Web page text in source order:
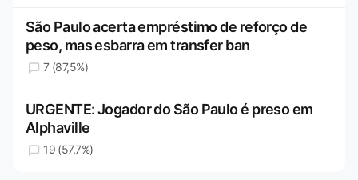
São Paulo acerta empréstimo de reforço de
peso, mas esbarra em transfer ban
7 (87,5%)
URGENTE: Jogador do São Paulo é preso em
Alphaville
19 (57,7%)